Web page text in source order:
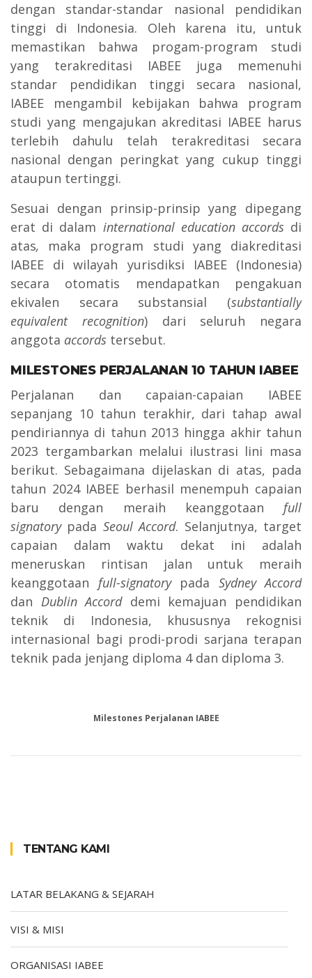
TENTANG KAMI
LATAR BELAKANG & SEJARAH
VISI & MISI
ORGANISASI IABEE
dengan standar-standar nasional pendidikan
tinggi di Indonesia. Oleh karena itu, untuk
memastikan bahwa progam-program studi
yang terakreditasi IABEE juga memenuhi
standar pendidikan tinggi secara nasional,
IABEE mengambil kebijakan bahwa program
studi yang mengajukan akreditasi IABEE harus
terlebih dahulu telah terakreditasi secara
nasional dengan peringkat yang cukup tinggi
ataupun tertinggi.
Sesuai dengan prinsip-prinsip yang dipegang
erat di dalam international education accords di
atas, maka program studi yang diakreditasi
IABEE di wilayah yurisdiksi IABEE (Indonesia)
secara otomatis mendapatkan pengakuan
ekivalen secara substansial (substantially
equivalent recognition) dari seluruh negara
anggota accords tersebut.
MILESTONES PERJALANAN 10 TAHUN IABEE
Perjalanan dan capaian-capaian IABEE
sepanjang 10 tahun terakhir, dari tahap awal
pendiriannya di tahun 2013 hingga akhir tahun
2023 tergambarkan melalui ilustrasi lini masa
berikut. Sebagaimana dijelaskan di atas, pada
tahun 2024 IABEE berhasil menempuh capaian
baru dengan meraih keanggotaan full
signatorypada Seoul Accord. Selanjutnya, target
capaian dalam waktu dekat ini adalah
meneruskan rintisan jalan untuk meraih
keanggotaan full-signatory pada Sydney Accord
dan Dublin Accord demi kemajuan pendidikan
teknik di Indonesia, khususnya rekognisi
internasional bagi prodi-prodi sarjana terapan
teknik pada jenjang diploma 4 dan diploma 3.
Milestones Perjalanan IABEE